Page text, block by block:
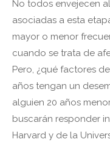
No todos envejecen
asociadas a esta
mayor o menor
cuando se trata de
Pero, ¿qué factores
años tengan un
alguien 20 años
buscarán responder
Harvard y de la